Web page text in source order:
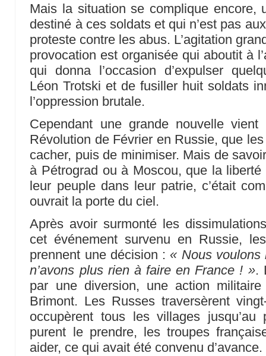
Mais la situation se complique encore,
destiné à ces soldats et qui n’est pas
proteste contre les abus. L’agitation
provocation est organisée qui aboutit à
qui donna l’occasion d’expulser
Léon Trotski et de fusiller huit soldats
l’oppression brutale.
Cependant une grande nouvelle
Révolution de Février en Russie, que
cacher, puis de minimiser. Mais de
à Pétrograd ou à Moscou, que la liberté
leur peuple dans leur patrie, c’était
ouvrait la porte du ciel.
Après avoir surmonté les
cet événement survenu en Russie,
prennent une décision : « Nous voulons
n’avons plus rien à faire en France ! ».
par une diversion, une action
Brimont. Les Russes traversèrent
occupèrent tous les villages
purent le prendre, les troupes
aider, ce qui avait été convenu d’avance.